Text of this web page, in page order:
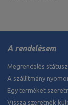
A rendelésem
Megrendelés
A szállítmány
Egy terméket
Vissza szeretnék